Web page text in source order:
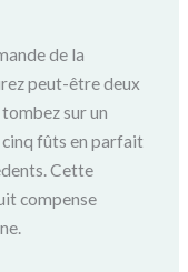
de la
peut-être deux
sur un
fûts en parfait
Cette
compense